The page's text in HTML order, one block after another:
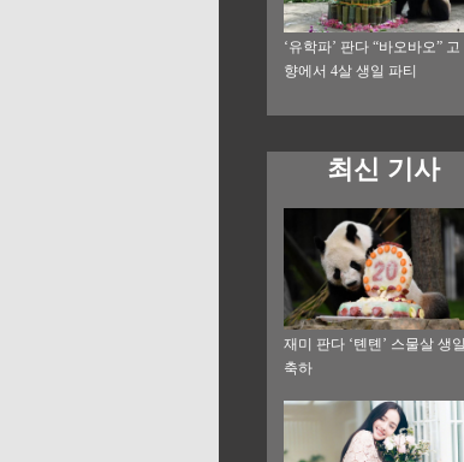
‘유학파’ 판다 “바오바오” 고
향에서 4살 생일 파티
최신 기사
재미 판다 ‘톈톈’ 스물살 생일
축하